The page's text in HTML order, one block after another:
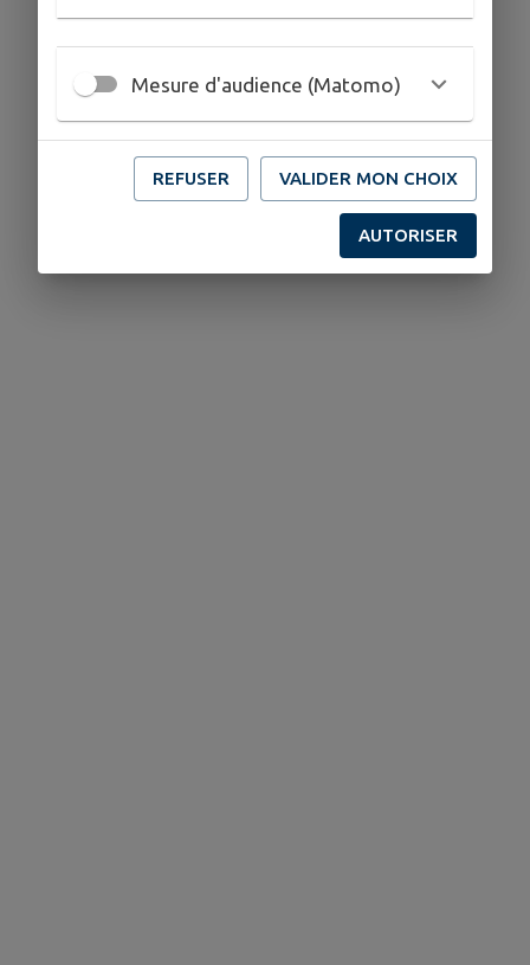
Mesure d'audience (Matomo)
REFUSER VALIDER MON CHOIX
AUTORISER